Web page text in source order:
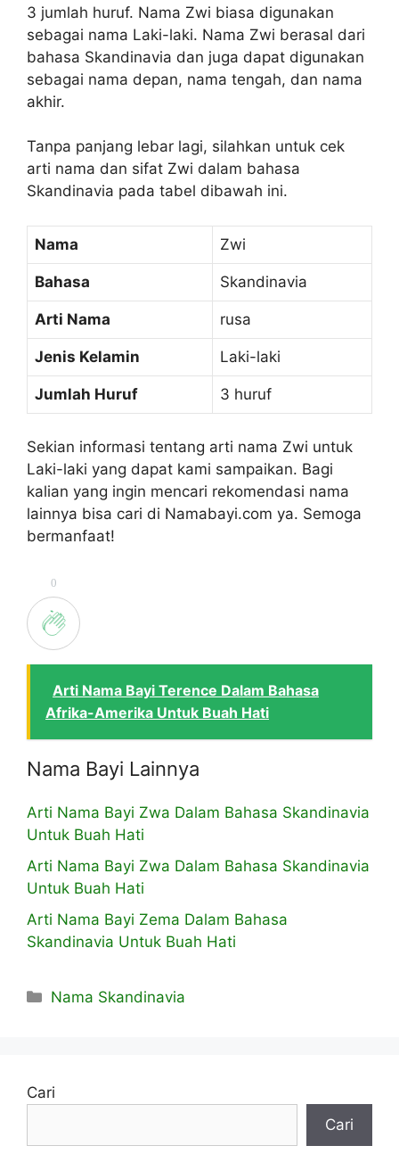
3 jumlah huruf. Nama Zwi biasa digunakan
sebagai nama Laki-laki. Nama Zwi berasal dari
bahasa Skandinavia dan juga dapat digunakan
sebagai nama depan, nama tengah, dan nama
akhir.
Tanpa panjang lebar lagi, silahkan untuk cek
arti nama dan sifat Zwi dalam bahasa
Skandinavia pada tabel dibawah ini.
Nama Zwi
Bahasa Skandinavia
Arti Nama rusa
Jenis Kelamin Laki-laki
Jumlah Huruf 3 huruf
Sekian informasi tentang arti nama Zwi untuk
Laki-laki yang dapat kami sampaikan. Bagi
kalian yang ingin mencari rekomendasi nama
lainnya bisa cari di Namabayi.com ya. Semoga
bermanfaat!
0
Arti Nama Bayi Terence Dalam Bahasa
Afrika-Amerika Untuk Buah Hati
Nama Bayi Lainnya
Arti Nama Bayi Zwa Dalam Bahasa Skandinavia
Untuk Buah Hati
Arti Nama Bayi Zwa Dalam Bahasa Skandinavia
Untuk Buah Hati
Arti Nama Bayi Zema Dalam Bahasa
Skandinavia Untuk Buah Hati
Kategori
Nama Skandinavia
Cari
Cari